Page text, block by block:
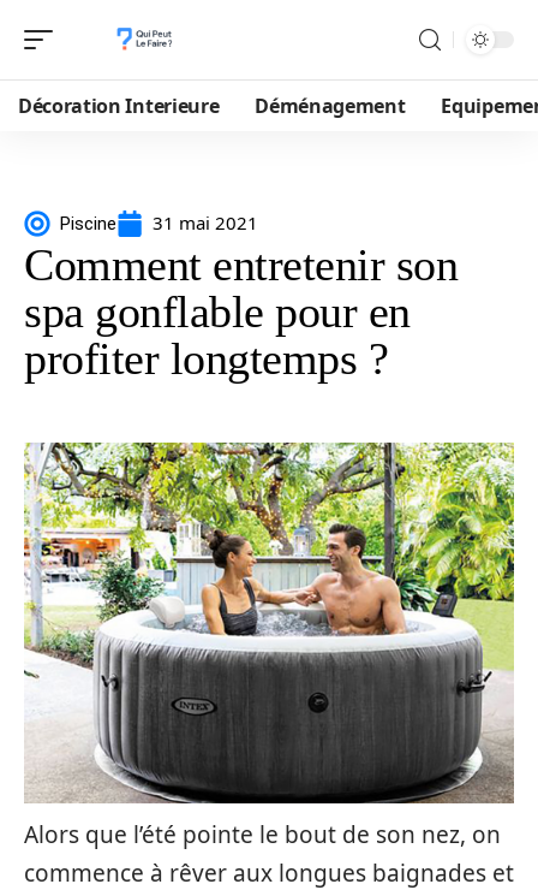
Décoration Interieure Déménagement
Piscine 31 mai 2021
Comment entretenir son
spa gonflable pour en
profiter longtemps ?
Alors que l’été pointe le bout de son nez, on
commence à rêver aux longues baignades et